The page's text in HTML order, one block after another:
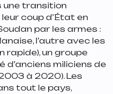
une transition
coup d’État en
par les armes :
l’autre avec les
rapide), un groupe
miliciens de
à 2020). Les
tout le pays,